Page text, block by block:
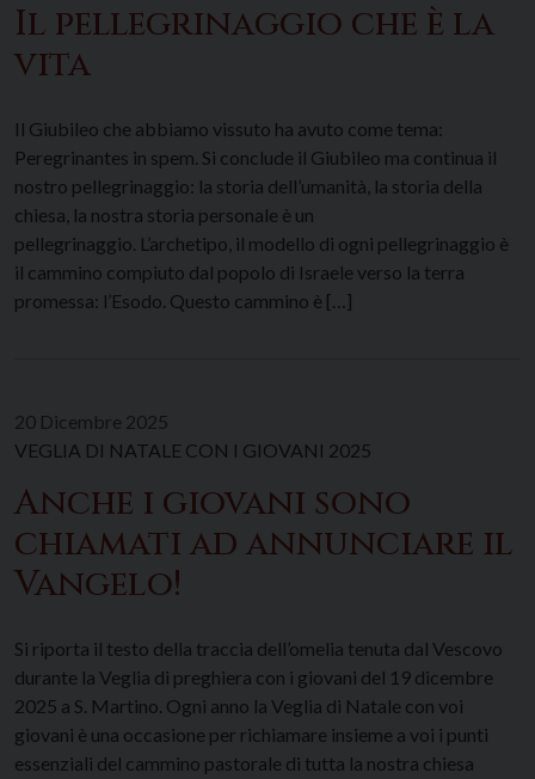
Il pellegrinaggio che è la
vita
Il Giubileo che abbiamo vissuto ha avuto come tema:
Peregrinantes in spem. Si conclude il Giubileo ma continua il
nostro pellegrinaggio: la storia dell’umanità, la storia della
chiesa, la nostra storia personale è un
pellegrinaggio. L’archetipo, il modello di ogni pellegrinaggio è
il cammino compiuto dal popolo di Israele verso la terra
promessa: l’Esodo. Questo cammino è […]
20 Dicembre 2025
VEGLIA DI NATALE CON I GIOVANI 2025
Anche i giovani sono
chiamati ad annunciare il
Vangelo!
Si riporta il testo della traccia dell’omelia tenuta dal Vescovo
durante la Veglia di preghiera con i giovani del 19 dicembre
2025 a S. Martino. Ogni anno la Veglia di Natale con voi
giovani è una occasione per richiamare insieme a voi i punti
essenziali del cammino pastorale di tutta la nostra chiesa